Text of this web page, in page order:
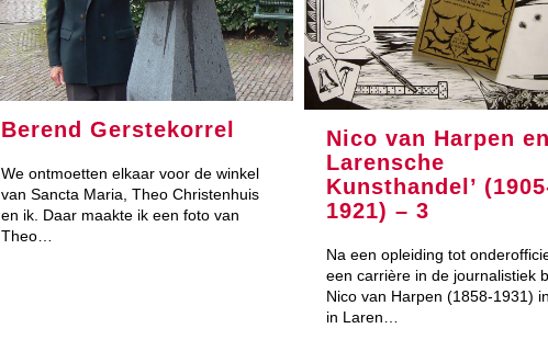
Berend Gerstekorrel
We ontmoetten elkaar voor de winkel
van Sancta Maria, Theo Christenhuis
en ik. Daar maakte ik een foto van
Theo…
Nico van Harpen
Larensche
Kunsthandel’
1921) – 3
Na een opleiding tot
een carrière in de journalistiek
Nico van Harpen (1858-1931)
in Laren…